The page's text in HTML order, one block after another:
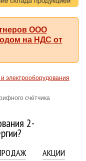
ООО
на НДС от
электрооборудования
счётчика
2-
АКЦИИ